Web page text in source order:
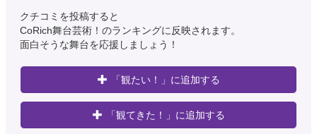
クチコミを投稿すると
CoRich舞台芸術！のランキングに反映されます。
面白そうな舞台を応援しましょう！
「観たい！」に追加する
「観てきた！」に追加する